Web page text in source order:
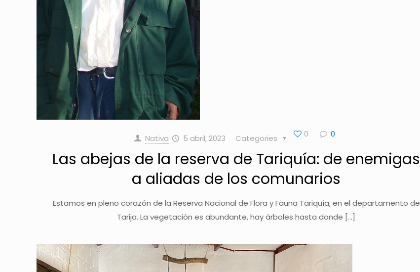
Nativa 5 abril, 2023 Categories 0 0
Las abejas de la reserva de Tariquía: de enemigas
a aliadas de los comunarios
Estamos en pleno corazón de la Reserva Nacional de Flora y Fauna Tariquía, en el departamento de
Tarija. La vegetación es abundante, hay árboles hasta donde […]